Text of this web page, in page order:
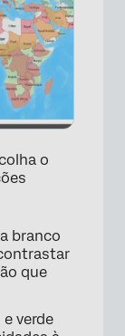
o
branco
que
verde